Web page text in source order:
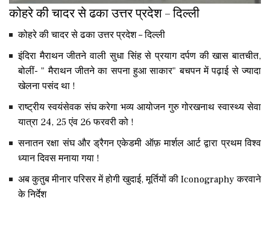
कोहरे की चादर से ढका उत्तर प्रदेश – दिल्ली
कोहरे की चादर से ढका उत्तर प्रदेश – दिल्ली
इंदिरा मैराथन जीतने वाली सुधा सिंह से प्रयाग दर्पण की खास बातचीत,
बोलीं- " मैराथन जीतने का सपना हुआ साकार" बचपन में पढ़ाई से ज्यादा
खेलना पसंद था !
राष्ट्रीय स्वयंसेवक संघ करेगा भव्य आयोजन गुरु गोरखनाथ स्वास्थ्य सेवा
यात्रा 24, 25 एंव 26 फरवरी को !
सनातन रक्षा संघ और ड्रैगन एकेडमी ऑफ़ मार्शल आर्ट द्वारा प्रथम विश्व
ध्यान दिवस मनाया गया !
अब कुतुब मीनार परिसर में होगी खुदाई, मूर्तियों की Iconography करवाने
के निर्देश